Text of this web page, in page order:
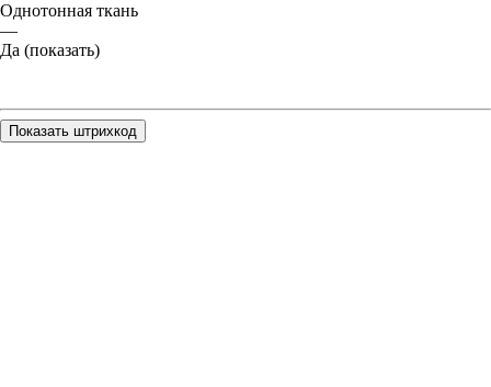
Однотонная ткань
—
Да (показать)
Показать штрихкод